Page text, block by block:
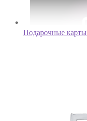
Подарочные карты